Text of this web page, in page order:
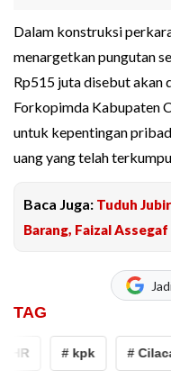
Dalam konstruksi
menargetkan pungutan
Rp515 juta disebut akan
Forkopimda Kabupaten
untuk kepentingan
uang yang telah
Baca Juga: Tuduh
Barang, Faizal
TAG
# kpk #